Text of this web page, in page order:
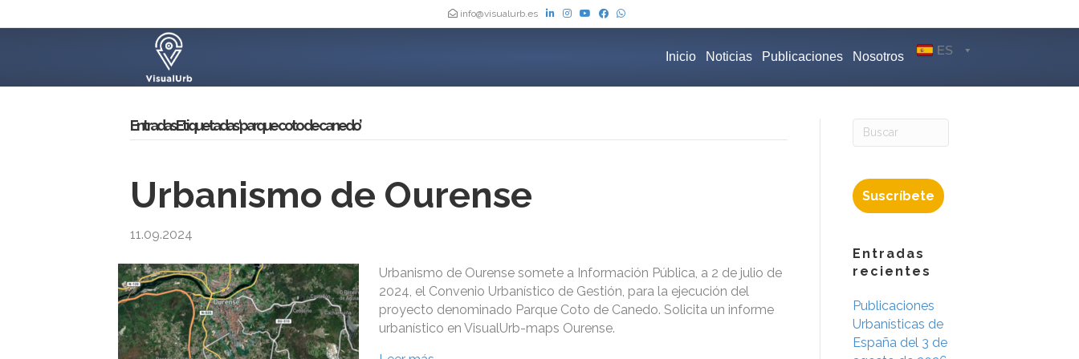
info@visualurb.es
Inicio Noticias Publicaciones Nosotros ES
Entradas Etiquetadas ‘parque coto de canedo’
Urbanismo de Ourense
11.09.2024
Urbanismo de Ourense somete a Información Pública, a 2 de julio de
2024, el Convenio Urbanístico de Gestión, para la ejecución del
proyecto denominado Parque Coto de Canedo. Solicita un informe
urbanístico en VisualUrb-maps Ourense.
Suscríbete
Entradas
recientes
Publicaciones
Urbanísticas de
España del 3 de